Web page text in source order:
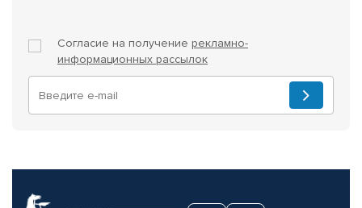
Согласие на получение рекламно-
информационных рассылок